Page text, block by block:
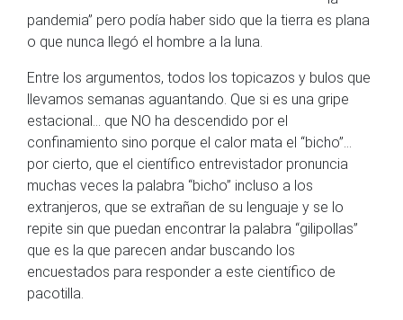
pandemia” pero podía haber sido que la tierra es plana
o que nunca llegó el hombre a la luna.
Entre los argumentos, todos los topicazos y bulos que
llevamos semanas aguantando. Que si es una gripe
estacional… que NO ha descendido por el
confinamiento sino porque el calor mata el “bicho”…
por cierto, que el científico entrevistador pronuncia
muchas veces la palabra “bicho” incluso a los
extranjeros, que se extrañan de su lenguaje y se lo
repite sin que puedan encontrar la palabra “gilipollas”
que es la que parecen andar buscando los
encuestados para responder a este científico de
pacotilla.